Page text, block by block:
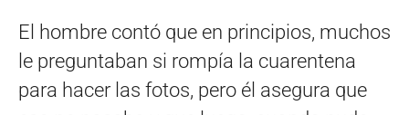
El hombre contó que en principios, muchos
le preguntaban si rompía la cuarentena
para hacer las fotos, pero él asegura que